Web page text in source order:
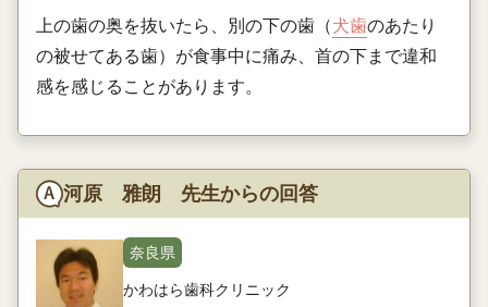
上の歯の奥を抜いたら、別の下の歯（犬歯のあたり
の被せてある歯）が食事中に痛み、首の下まで違和
感を感じることがあります。
河原 雅朗 先生からの回答
奈良県
かわはら歯科クリニック